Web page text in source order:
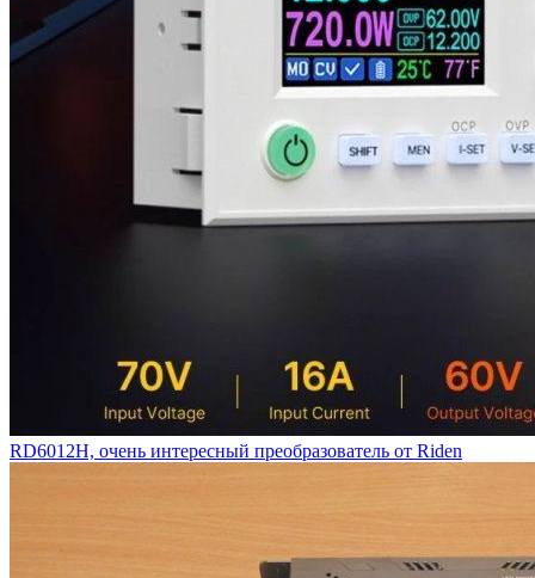
RD6012H, очень интересный преобразователь от Riden